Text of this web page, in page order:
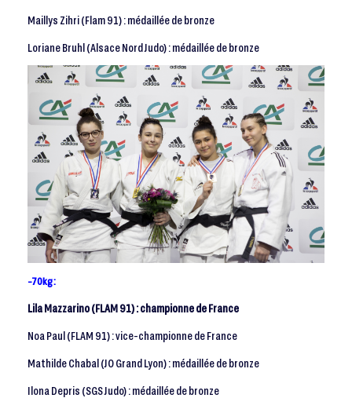
Maillys Zihri (Flam 91) : médaillée de bronze
Loriane Bruhl (Alsace Nord Judo) : médaillée de bronze
-70kg :
Lila Mazzarino (FLAM 91) : championne de France
Noa Paul (FLAM 91) : vice-championne de France
Mathilde Chabal (JO Grand Lyon) : médaillée de bronze
Ilona Depris (SGS Judo) : médaillée de bronze